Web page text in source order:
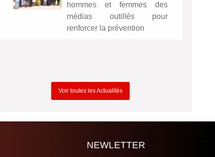
hommes et femmes des
médias outillés pour
renforcer la prévention
Voir toutes les Actualités
NEWLETTER